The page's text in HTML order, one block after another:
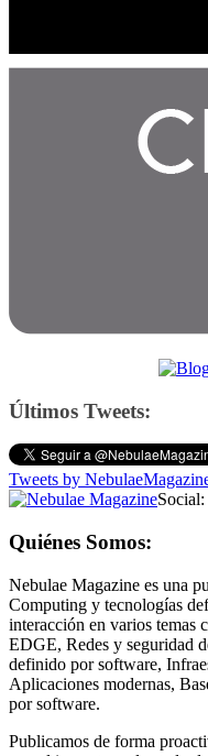
Últimos Tweets:
Tweets by
Social:
Quiénes Somos:
Nebulae Magazine es una
Computing y tecnologías
interacción en varios
EDGE, Redes y seguridad
definido por software,
Aplicaciones modernas,
por software.
Publicamos de forma